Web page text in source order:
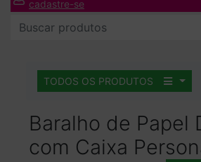
cadastre-se
TODOS OS PRODUTOS
Baralho de Papel
com Caixa